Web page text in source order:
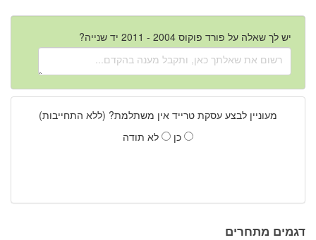
יש לך שאלה על פורד פוקוס 2004 - 2011 יד שנייה?
מעוניין לבצע עסקת טרייד אין משתלמת? (ללא התחייבות)
כן
לא תודה
דגמים מתחרים